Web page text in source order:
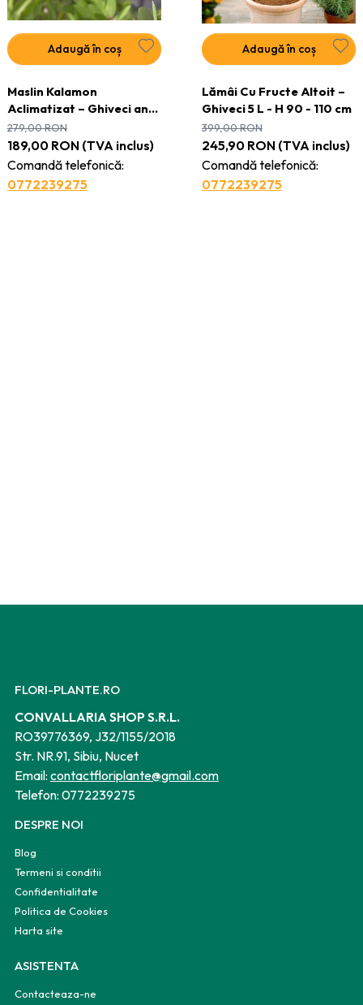
Adaugă în coș
Maslin Kalamon
Aclimatizat – Ghiveci anul
4 – H 110 cm - 120cm
189,00 RON(TVA inclus)
Comandă telefonică:
0772239275
279,00RON
Adaugă în coș
Lămâi Cu Fructe Altoit –
Ghiveci 5 L - H 90 - 110 cm
245,90 RON(TVA inclus)
Comandă telefonică:
0772239275
399,00RON
FLORI-PLANTE.RO
CONVALLARIA SHOP S.R.L.
RO39776369, J32/1155/2018
Str. NR.91, Sibiu, Nucet
Email: contactfloriplante@gmail.com
Telefon: 0772239275
DESPRE NOI
Blog
Termeni si conditii
Confidentialitate
Politica de Cookies
Harta site
ASISTENTA
Contacteaza-ne